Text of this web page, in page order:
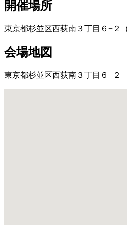
開催場所
東京都杉並区西荻南３丁目６−
会場地図
東京都杉並区西荻南３丁目６−２